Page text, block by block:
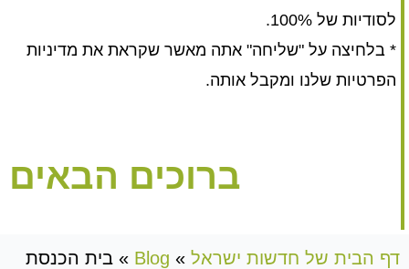
לסודיות של 100%.
* בלחיצה על "שליחה" אתה מאשר שקראת את מדיניות
הפרטיות שלנו ומקבל אותה.
ברוכים הבאים
דף הבית של חדשות ישראל »
Blog
» בית הכנסת